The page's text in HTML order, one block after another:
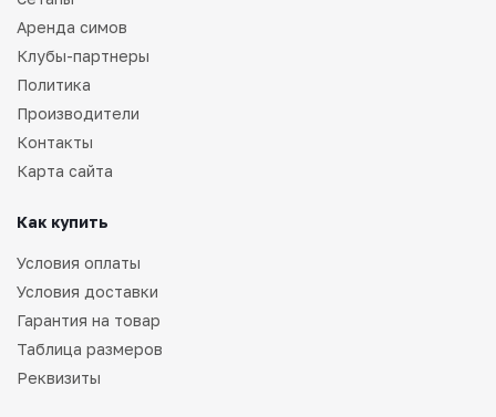
Аренда симов
Клубы-партнеры
Политика
Производители
Контакты
Карта сайта
Как купить
Условия оплаты
Условия доставки
Гарантия на товар
Таблица размеров
Реквизиты